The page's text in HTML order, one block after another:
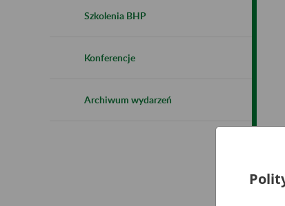
Szkolenia BHP
Konferencje
Archiwum wydarzeń